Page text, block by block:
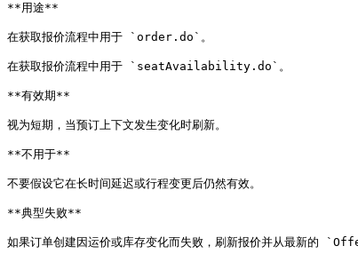
**用途**
在获取报价流程中用于 `order.do`。
在获取报价流程中用于 `seatAvailability.do`。
**有效期**
视为短期，当预订上下文发生变化时刷新。
**不用于**
不要假设它在长时间延迟或行程变更后仍然有效。
**典型失败**
如果订单创建因运价或库存变化而失败，刷新报价并从最新的